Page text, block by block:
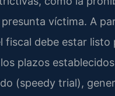
víctima. A
fiscal debe estar listo
plazos
(speedy trial),